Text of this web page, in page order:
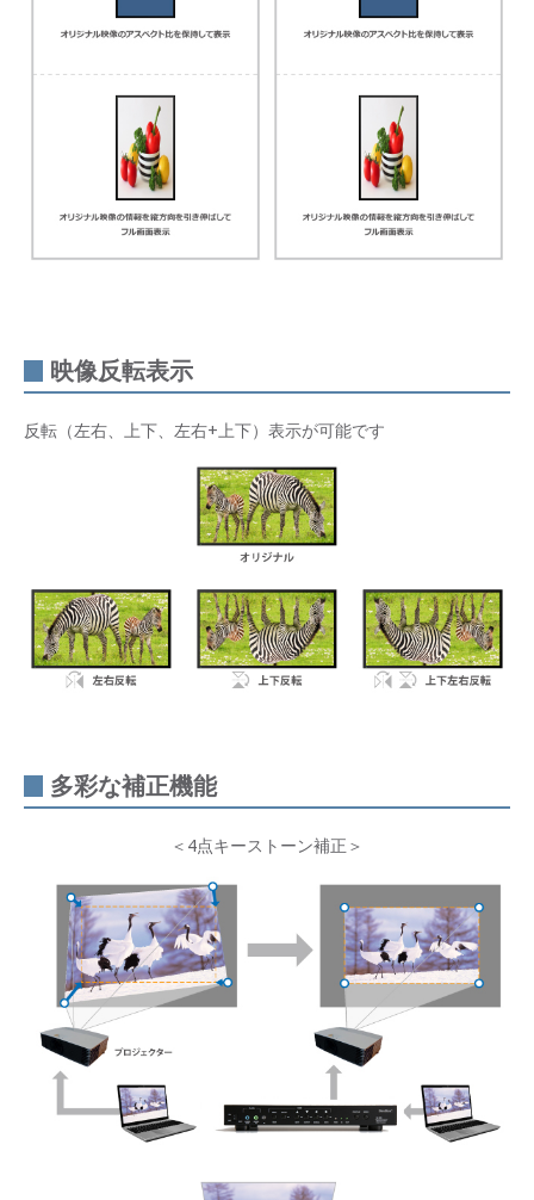
映像反転表示
反転（左右、上下、左右+上下）表示が可能です
多彩な補正機能
＜4点キーストーン補正＞